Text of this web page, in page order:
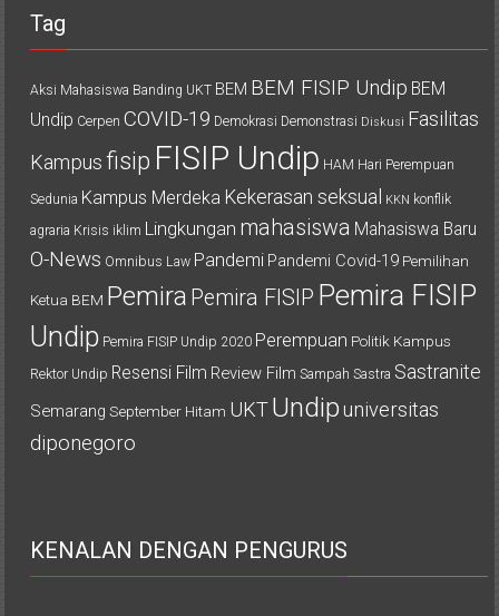
Tag
Aksi Mahasiswa Banding UKT BEM BEM FISIP Undip BEM
Undip Cerpen COVID-19 Demokrasi Demonstrasi Diskusi Fasilitas
Kampus fisip FISIP Undip HAM Hari Perempuan
Sedunia Kampus Merdeka Kekerasan seksual KKN konflik
agraria Krisis iklim Lingkungan mahasiswa Mahasiswa Baru
O-News Omnibus Law Pandemi Pandemi Covid-19 Pemilihan
Ketua BEM Pemira Pemira FISIP Pemira FISIP
Undip Pemira FISIP Undip 2020 Perempuan Politik Kampus
Rektor Undip Resensi Film Review Film Sampah Sastra Sastranite
Semarang September Hitam UKTUndip universitas
diponegoro
KENALAN DENGAN PENGURUS